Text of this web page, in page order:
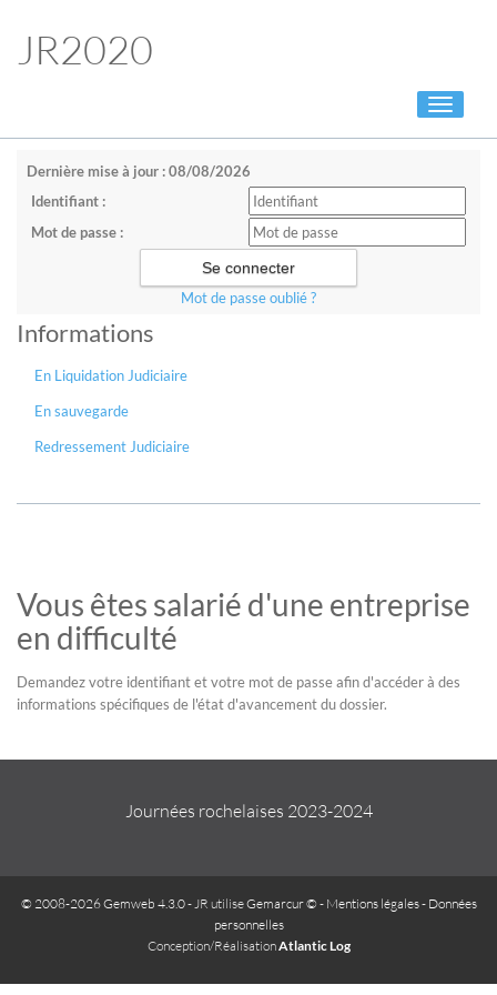
JR2020
Toggle
Dernière mise à jour : 08/08/2026
Identifiant :
Mot de passe :
Mot de passe oublié ?
Informations
En Liquidation Judiciaire
En sauvegarde
Redressement Judiciaire
Vous êtes salarié d'une entreprise
en difficulté
Demandez votre identifiant et votre mot de passe afin d'accéder à des
informations spécifiques de l'état d'avancement du dossier.
Journées rochelaises 2023-2024
© 2008-2026 Gemweb 4.3.0- JR utiliseGemarcur © - Mentions légales- Données
personnelles
Conception/RéalisationAtlantic Log